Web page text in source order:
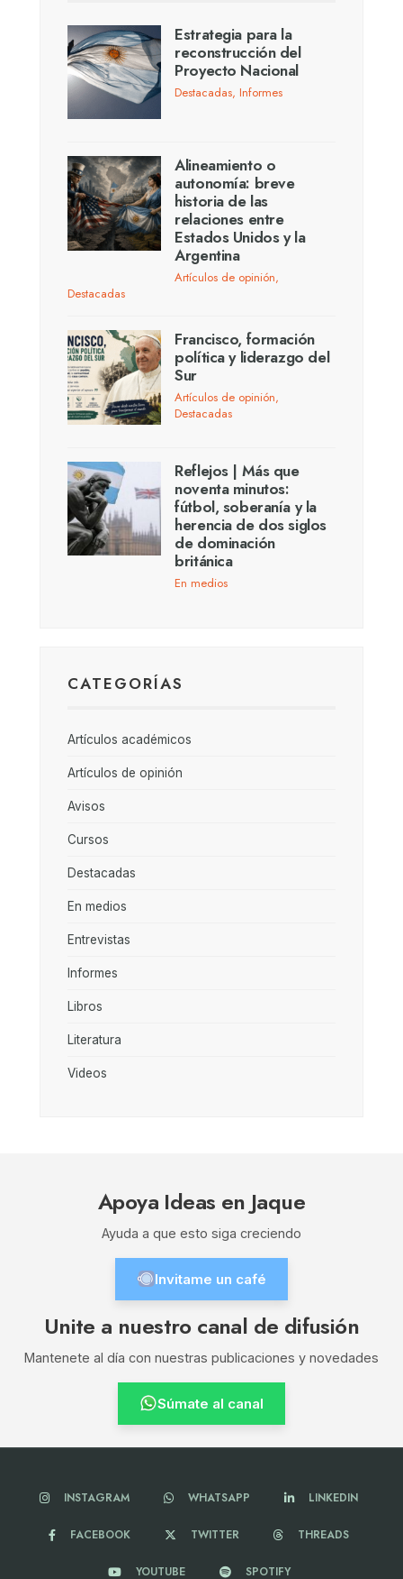
Estrategia para la
reconstrucción del
Proyecto Nacional
Destacadas, Informes
Alineamiento o
autonomía: breve
historia de las
relaciones entre
Estados Unidos y la
Argentina
Artículos de opinión,
Destacadas
Francisco, formación
política y liderazgo del
Sur
Artículos de opinión,
Destacadas
Reflejos | Más que
noventa minutos:
fútbol, soberanía y la
herencia de dos siglos
de dominación
británica
En medios
CATEGORÍAS
Artículos académicos
Artículos de opinión
Avisos
Cursos
Destacadas
En medios
Entrevistas
Informes
Libros
Literatura
Videos
Apoya Ideas en Jaque
Ayuda a que esto siga creciendo
Invitame un café
Unite a nuestro canal de difusión
Mantenete al día con nuestras publicaciones y novedades
Súmate al canal
INSTAGRAM WHATSAPP LINKEDIN
FACEBOOK TWITTER THREADS
YOUTUBE SPOTIFY